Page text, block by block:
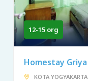
12-15 org
Homestay
KOTA YOGYAKARTA